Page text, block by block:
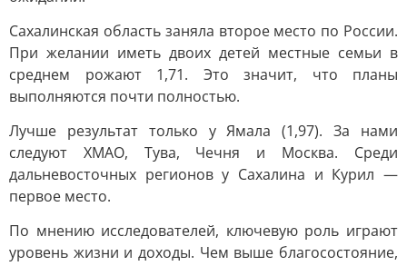
Сахалинская область заняла второе место по России.
При желании иметь двоих детей местные семьи в
среднем рожают 1,71. Это значит, что планы
выполняются почти полностью.
Лучше результат только у Ямала (1,97). За нами
следуют ХМАО, Тува, Чечня и Москва. Среди
дальневосточных регионов у Сахалина и Курил —
первое место.
По мнению исследователей, ключевую роль играют
уровень жизни и доходы. Чем выше благосостояние,